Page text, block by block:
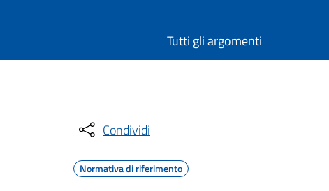
Tutti gli argomenti
Condividi
Normativa di riferimento